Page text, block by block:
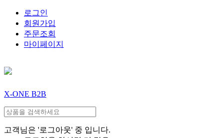
로그인
회원가입
주문조회
마이페이지
X-ONE B2B
고객님은 '로그아웃' 중 입니다.